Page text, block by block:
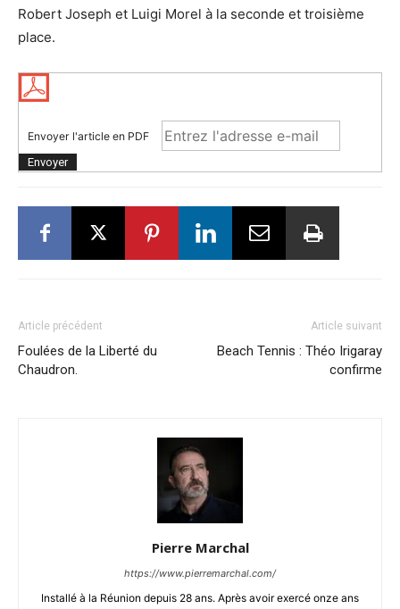
Robert Joseph et Luigi Morel à la seconde et troisième
place.
Envoyer l'article en PDF
Article précédent
Foulées de la Liberté du
Chaudron.
Article suivant
Beach Tennis : Théo Irigaray
confirme
Pierre Marchal
https://www.pierremarchal.com/
Installé à la Réunion depuis 28 ans. Après avoir exercé onze ans